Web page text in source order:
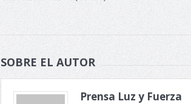
SOBRE EL AUTOR
Prensa Luz y Fuerza